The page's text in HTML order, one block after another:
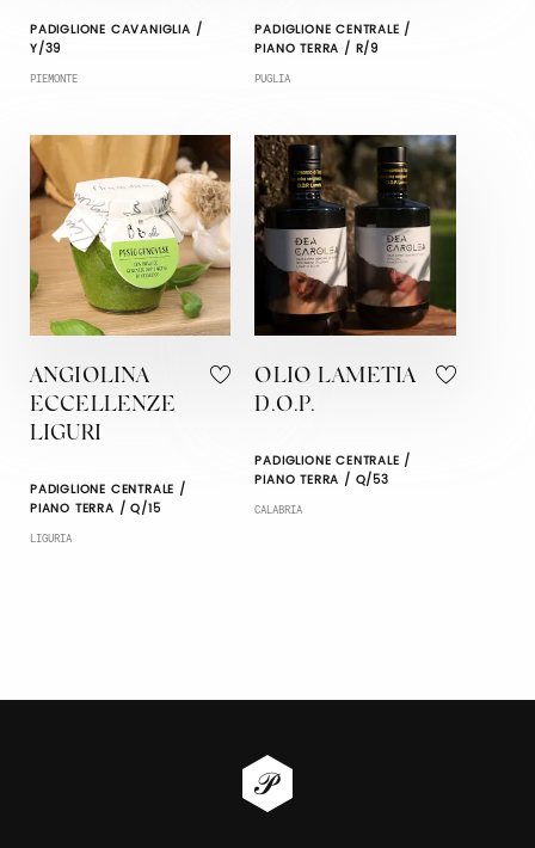
PADIGLIONE CAVANIGLIA /
Y/39
PIEMONTE
PADIGLIONE CENTRALE /
PIANO TERRA / R/9
PUGLIA
ANGIOLINA
ECCELLENZE
LIGURI
PADIGLIONE CENTRALE /
PIANO TERRA / Q/15
LIGURIA
OLIO LAMETIA
D.O.P.
PADIGLIONE CENTRALE /
PIANO TERRA / Q/53
CALABRIA